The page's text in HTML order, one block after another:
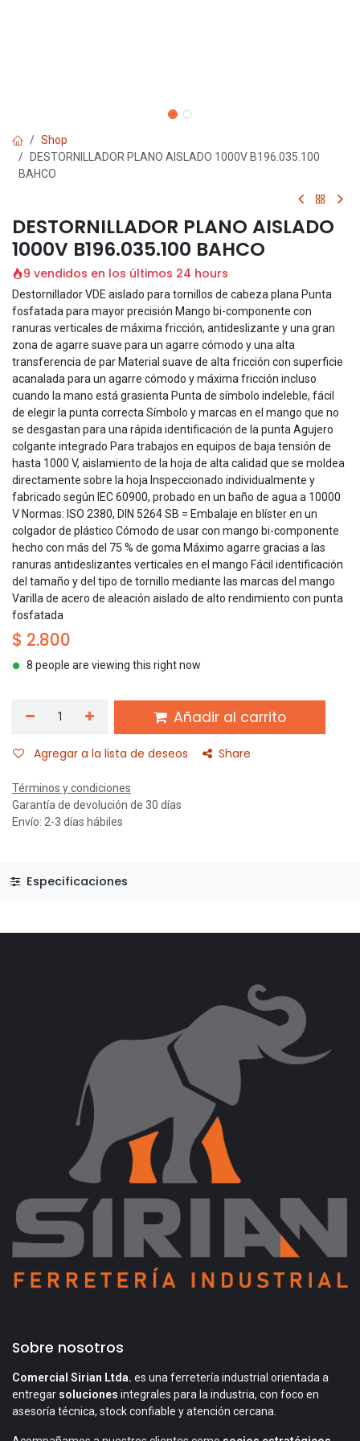
Shop
DESTORNILLADOR PLANO AISLADO 1000V B196.035.100
BAHCO
DESTORNILLADOR PLANO AISLADO
1000V B196.035.100 BAHCO
9 vendidos en los últimos 24 hours
Destornillador VDE aislado para tornillos de cabeza plana Punta
fosfatada para mayor precisión Mango bi-componente con
ranuras verticales de máxima fricción, antideslizante y una gran
zona de agarre suave para un agarre cómodo y una alta
transferencia de par Material suave de alta fricción con superficie
acanalada para un agarre cómodo y máxima fricción incluso
cuando la mano está grasienta Punta de símbolo indeleble, fácil
de elegir la punta correcta Símbolo y marcas en el mango que no
se desgastan para una rápida identificación de la punta Agujero
colgante integrado Para trabajos en equipos de baja tensión de
hasta 1000 V, aislamiento de la hoja de alta calidad que se moldea
directamente sobre la hoja Inspeccionado individualmente y
fabricado según IEC 60900, probado en un baño de agua a 10000
V Normas: ISO 2380, DIN 5264 SB = Embalaje en blíster en un
colgador de plástico Cómodo de usar con mango bi-componente
hecho con más del 75 % de goma Máximo agarre gracias a las
ranuras antideslizantes verticales en el mango Fácil identificación
del tamaño y del tipo de tornillo mediante las marcas del mango
Varilla de acero de aleación aislado de alto rendimiento con punta
fosfatada
$ 2.800
8 people are viewing this right now
Añadir al carrito
Agregar a la lista de deseos Share
Términos y condiciones
Garantía de devolución de 30 días
Envío: 2-3 días hábiles
Especificaciones
Sobre nosotros
Comercial Sirian Ltda. es una ferretería industrial orientada a
entregar soluciones integrales para la industria, con foco en
asesoría técnica, stock confiable y atención cercana.